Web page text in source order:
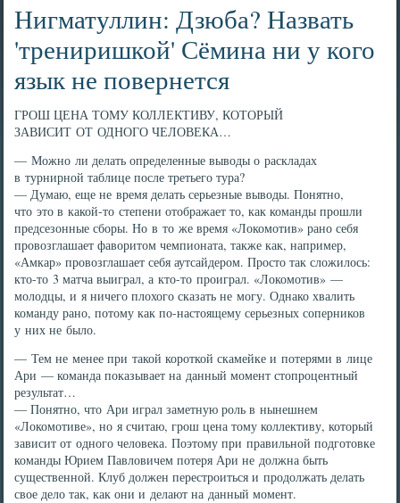
Нигматуллин: Дзюба? Назвать
'трениришкой' Сёмина ни у кого
язык не повернется
ГРОШ ЦЕНА ТОМУ КОЛЛЕКТИВУ, КОТОРЫЙ
ЗАВИСИТ ОТ ОДНОГО ЧЕЛОВЕКА…
— Можно ли делать определенные выводы о раскладах
в турнирной таблице после третьего тура?
— Думаю, еще не время делать серьезные выводы. Понятно,
что это в какой-то степени отображает то, как команды прошли
предсезонные сборы. Но в то же время «Локомотив» рано себя
провозглашает фаворитом чемпионата, также как, например,
«Амкар» провозглашает себя аутсайдером. Просто так сложилось:
кто-то 3 матча выиграл, а кто-то проиграл. «Локомотив» —
молодцы, и я ничего плохого сказать не могу. Однако хвалить
команду рано, потому как по-настоящему серьезных соперников
у них не было.
— Тем не менее при такой короткой скамейке и потерями в лице
Ари — команда показывает на данный момент стопроцентный
результат…
— Понятно, что Ари играл заметную роль в нынешнем
«Локомотиве», но я считаю, грош цена тому коллективу, который
зависит от одного человека. Поэтому при правильной подготовке
команды Юрием Павловичем потеря Ари не должна быть
существенной. Клуб должен перестроиться и продолжать делать
свое дело так, как они и делают на данный момент.